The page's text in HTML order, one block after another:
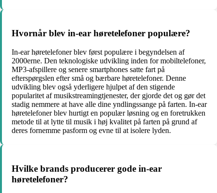
Hvornår blev in-ear høretelefoner populære?
In-ear høretelefoner blev først populære i begyndelsen af ​​
2000erne. Den teknologiske udvikling inden for mobiltelefoner,
MP3-afspillere og senere smartphones satte fart på
efterspørgslen efter små og bærbare høretelefoner. Denne
udvikling blev også yderligere hjulpet af den stigende
popularitet af musikstreamingtjenester, der gjorde det og gør det
stadig nemmere at have alle dine yndlingssange på farten. In-ear
høretelefoner blev hurtigt en populær løsning og en foretrukken
metode til at lytte til musik i høj kvalitet på farten på grund af
deres fornemme pasform og evne til at isolere lyden.
Hvilke brands producerer gode in-ear
høretelefoner?